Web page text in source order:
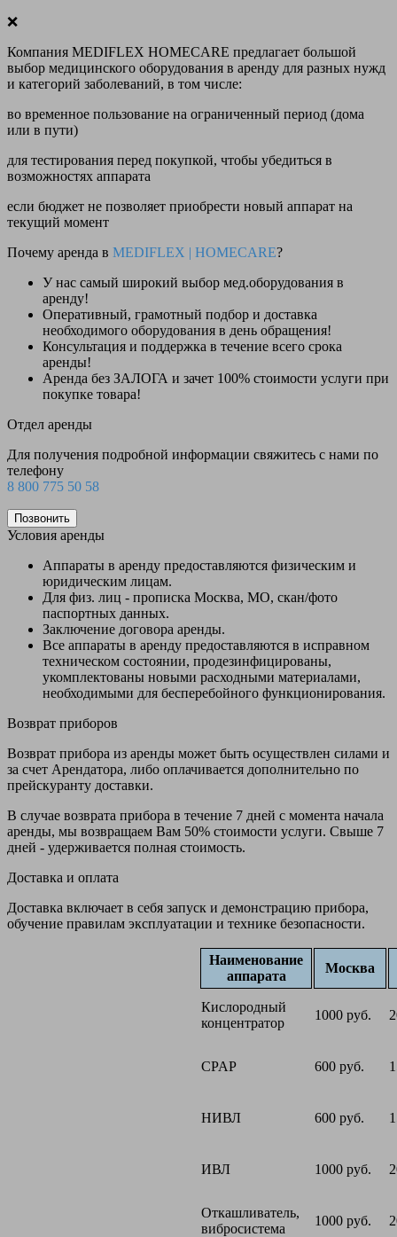
❌
Компания MEDIFLEX HOMECARE предлагает большой
выбор медицинского оборудования в аренду для разных нужд
и категорий заболеваний, в том числе:
во временное пользование на ограниченный период (дома
или в пути)
для тестирования перед покупкой, чтобы убедиться в
возможностях аппарата
если бюджет не позволяет приобрести новый аппарат на
текущий момент
Почему аренда в MEDIFLEX | HOMECARE?
У нас самый широкий выбор мед.оборудования в
аренду!
Оперативный, грамотный подбор и доставка
необходимого оборудования в день обращения!
Консультация и поддержка в течение всего срока
аренды!
Аренда без ЗАЛОГА и зачет 100% стоимости услуги при
покупке товара!
Отдел аренды
Для получения подробной информации свяжитесь с нами по
телефону
8 800 775 50 58
Позвонить
Условия аренды
Аппараты в аренду предоставляются физическим и
юридическим лицам.
Для физ. лиц - прописка Москва, МО, скан/фото
паспортных данных.
Заключение договора аренды.
Все аппараты в аренду предоставляются в исправном
техническом состоянии, продезинфицированы,
укомплектованы новыми расходными материалами,
необходимыми для бесперебойного функционирования.
Возврат приборов
Возврат прибора из аренды может быть осуществлен силами и
за счет Арендатора, либо оплачивается дополнительно по
прейскуранту доставки.
В случае возврата прибора в течение 7 дней с момента начала
аренды, мы возвращаем Вам 50% стоимости услуги. Свыше 7
дней - удерживается полная стоимость.
Доставка и оплата
Доставка включает в себя запуск и демонстрацию прибора,
обучение правилам эксплуатации и технике безопасности.
Наименование
аппарата
Москва
Кислородный
концентратор
1000 руб.
CPAP 600 руб.
НИВЛ 600 руб.
ИВЛ 1000 руб.
Откашливатель,
вибросистема
1000 руб.